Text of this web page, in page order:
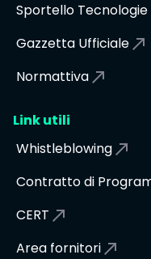
Sportello
Gazzetta Ufficiale
Normattiva
Link utili
Whistleblowing
Contratto di
CERT
Area fornitori